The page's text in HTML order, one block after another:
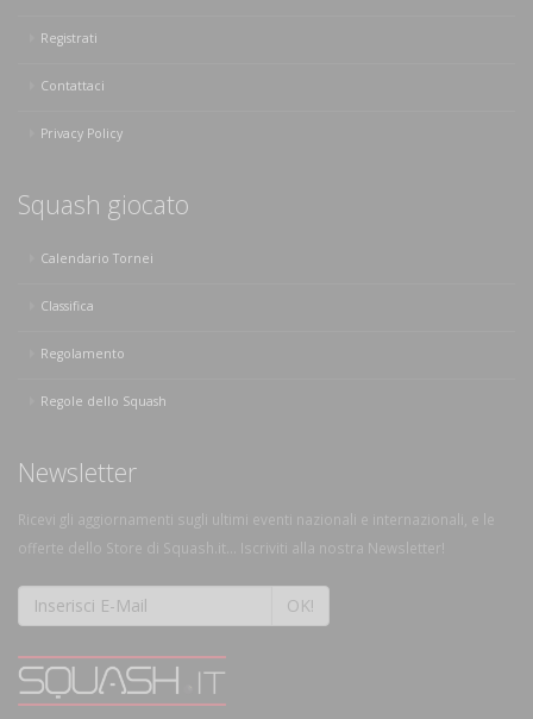
Registrati
Contattaci
Privacy Policy
Squash giocato
Calendario Tornei
Classifica
Regolamento
Regole dello Squash
Newsletter
Ricevi gli aggiornamenti sugli ultimi eventi nazionali e internazionali, e le
offerte dello Store di Squash.it... Iscriviti alla nostra Newsletter!
OK!